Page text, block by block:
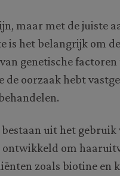
maar met de juiste
is het belangrijk om
genetische
oorzaak hebt
uit het gebruik
om
zoals biotine en